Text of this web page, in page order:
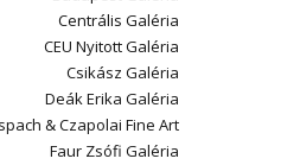
Centrális Galéria
CEU Nyitott Galéria
Csikász Galéria
Deák Erika Galéria
& Czapolai Fine Art
Faur Zsófi Galéria